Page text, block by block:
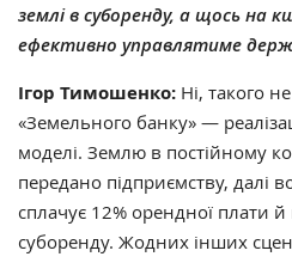
землі в суборенду, а щось на
ефективно управлятиме
Ігор Тимошенко: Ні, такого
«Земельного банку» —
моделі. Землю в постійному
передано підприємству, далі
сплачує 12% орендної плати
суборенду. Жодних інших